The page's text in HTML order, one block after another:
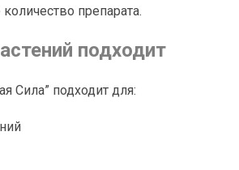
препарата.
подходит
Сила” подходит для: